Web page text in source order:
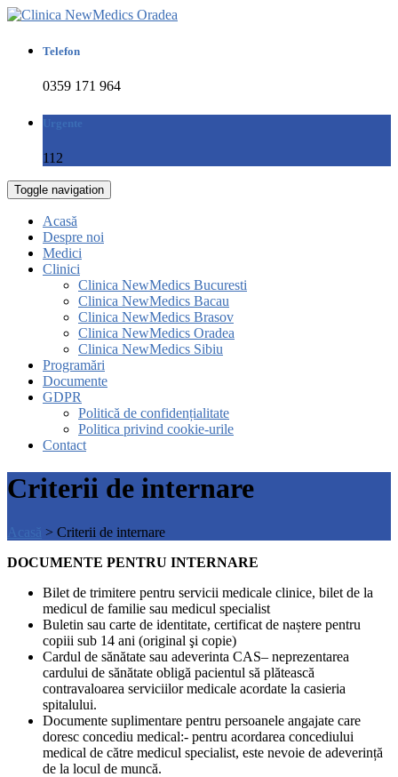
Telefon
0359 171 964
Urgente
112
Toggle navigation
Acasă
Despre noi
Medici
Clinici
Clinica NewMedics Bucuresti
Clinica NewMedics Bacau
Clinica NewMedics Brasov
Clinica NewMedics Oradea
Clinica NewMedics Sibiu
Programări
Documente
GDPR
Politică de confidențialitate
Politica privind cookie-urile
Contact
Criterii de internare
Acasă > Criterii de internare
DOCUMENTE PENTRU INTERNARE
Bilet de trimitere pentru servicii medicale clinice, bilet de la
medicul de familie sau medicul specialist
Buletin sau carte de identitate, certificat de naștere pentru
copiii sub 14 ani (original şi copie)
Cardul de sănătate sau adeverinta CAS– neprezentarea
cardului de sănătate obligă pacientul să plătească
contravaloarea serviciilor medicale acordate la casieria
spitalului.
Documente suplimentare pentru persoanele angajate care
doresc concediu medical:- pentru acordarea concediului
medical de către medicul specialist, este nevoie de adeverință
de la locul de muncă.